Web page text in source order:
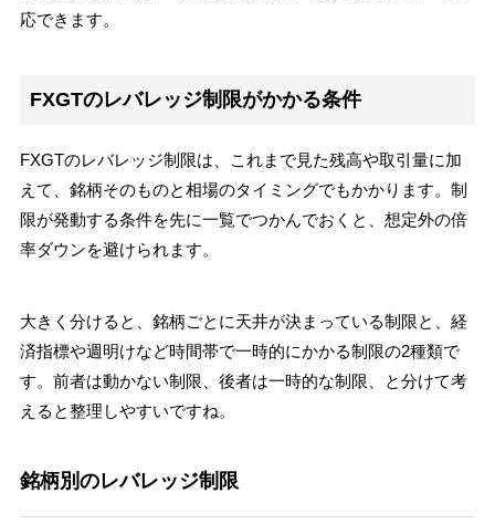
応できます。
FXGTのレバレッジ制限がかかる条件
FXGTのレバレッジ制限は、これまで見た残高や取引量に加
えて、銘柄そのものと相場のタイミングでもかかります。制
限が発動する条件を先に一覧でつかんでおくと、想定外の倍
率ダウンを避けられます。
大きく分けると、銘柄ごとに天井が決まっている制限と、経
済指標や週明けなど時間帯で一時的にかかる制限の2種類で
す。前者は動かない制限、後者は一時的な制限、と分けて考
えると整理しやすいですね。
銘柄別のレバレッジ制限